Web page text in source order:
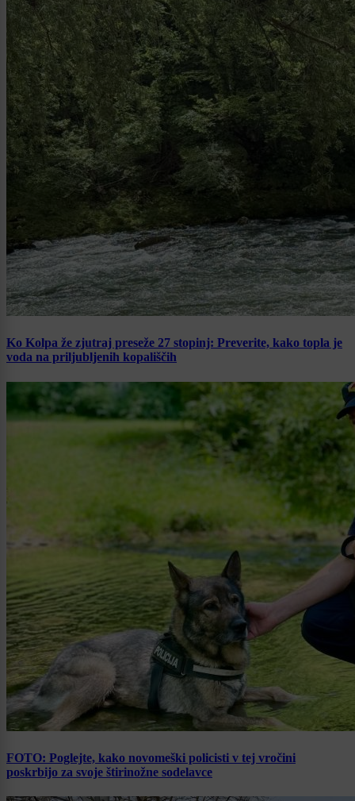
Ko Kolpa že zjutraj preseže 27 stopinj: Preverite, kako topla je
voda na priljubljenih kopališčih
FOTO: Poglejte, kako novomeški policisti v tej vročini
poskrbijo za svoje štirinožne sodelavce